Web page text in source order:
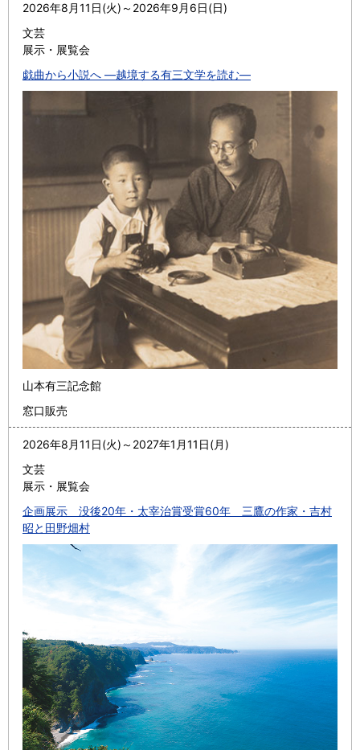
2026年8月11日(火) ～ 2026年9月6日(日)
文芸
展示・展覧会
戯曲から小説へ ―越境する有三文学を読む―
山本有三記念館
窓口販売
2026年8月11日(火) ～ 2027年1月11日(月)
文芸
展示・展覧会
企画展示 没後20年・太宰治賞受賞60年 三鷹の作家・吉村
昭と田野畑村